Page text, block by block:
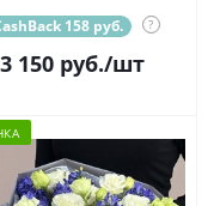
158 руб. ?
3 150руб./шт